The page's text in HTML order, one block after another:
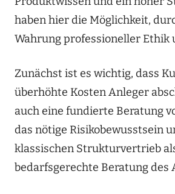
haben hier die Möglichkeit,
Wahrung professioneller Ethik
Zunächst ist es wichtig, dass
überhöhte Kosten Anleger
auch eine fundierte Beratung
das nötige Risikobewusstsein
klassischen Strukturvertrieb
bedarfsgerechte Beratung des